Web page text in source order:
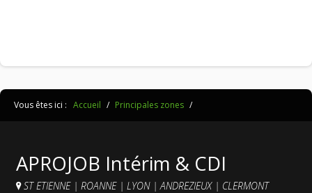
Vous êtes ici : Accueil / Principales zones /
APROJOB Intérim & CDI
ST ETIENNE| ROANNE | LYON |ANDREZIEUX | CLERMONT